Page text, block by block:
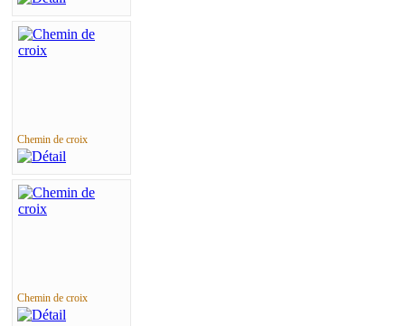
Chemin de croix
Chemin de croix